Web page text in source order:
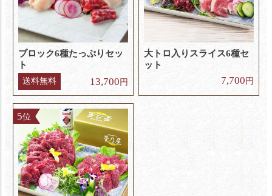
ブロック6種たっぷり セッ
ト
送料無料 13,700 円
大トロ入りスライス6種セ
ット
7,700 円
5位